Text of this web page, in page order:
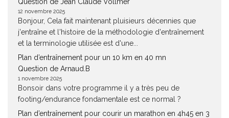
12 novembre 2025
Bonjour, Cela fait maintenant pluisieurs décennies que
j'entraîne et l'histoire de la méthodologie d'entraînement
et la terminologie utilisée est d'une...
Plan d’entraînement pour un 10 km en 40 mn
Question de Arnaud.B
1 novembre 2025
Bonsoir dans votre programme il y a très peu de
footing/endurance fondamentale est ce normal ?
Plan d’entraînement pour courir un marathon en 4h45 en 3